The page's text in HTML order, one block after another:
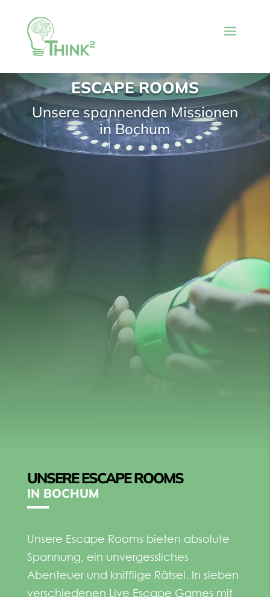
ESCAPE ROOMS
Unsere spannenden Missionen
in Bochum
UNSERE ESCAPE ROOMS
IN BOCHUM
Unsere Escape Rooms bieten absolute
Spannung, ein unvergessliches
Abenteuer und knifflige Rätsel. In sieben
verschiedenen Live Escape Games mit